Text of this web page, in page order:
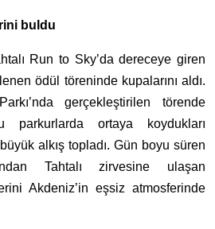
buldu
Run to Sky’da dereceye giren
ödül töreninde kupalarını aldı.
gerçekleştirilen törende
parkurlarda ortaya koydukları
alkış topladı. Gün boyu süren
Tahtalı zirvesine ulaşan
Akdeniz’in eşsiz atmosferinde